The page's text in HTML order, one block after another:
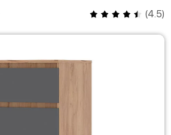
(4.5)